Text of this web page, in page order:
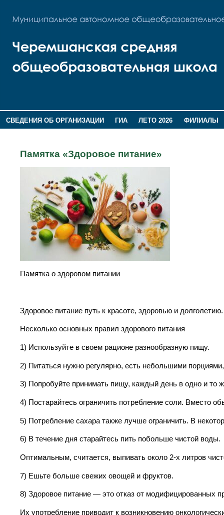
СВЕДЕНИЯ ОБ ОРГАНИЗАЦИИ ГИА ЛЕТО 2026
ФИЛИАЛЫ
Памятка «Здоровое питание»
Памятка о здоровом питании
Здоровое питание путь к красоте, здоровью и долголетию.
Несколько основных правил здорового питания
1) Используйте в своем рационе разнообразную пищу.
2) Питаться нужно регулярно, есть небольшими
3) Попробуйте принимать пищу, каждый день в одно и то
4) Постарайтесь ограничить потребление соли. Вместо
5) Потребление сахара также лучше ограничить. В
6) В течение дня старайтесь пить побольше чистой воды.
Оптимальным, считается, выпивать около 2-х литров
7) Ешьте больше свежих овощей и фруктов.
8) Здоровое питание — это отказ от модифицированных
Их употребление приводит к возникновению